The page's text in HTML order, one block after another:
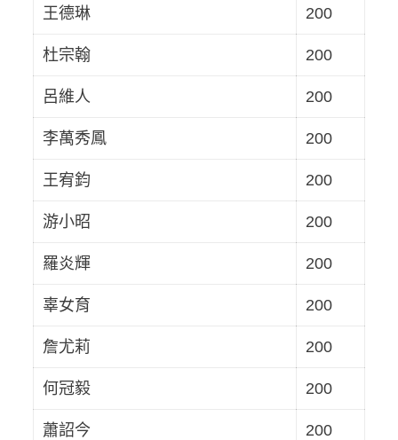
王德琳 200
杜宗翰 200
呂維人 200
李萬秀鳳 200
王宥鈞 200
游小昭 200
羅炎輝 200
辜女育 200
詹尤莉 200
何冠毅 200
蕭詔今 200